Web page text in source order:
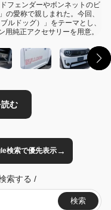
フェンダーやボンネットのビ
の愛称で親しまれた。今回、
ルドッグ）」をテーマとし、
純正アクセサリーを用意。
検索で優先表示→
索する /
検索